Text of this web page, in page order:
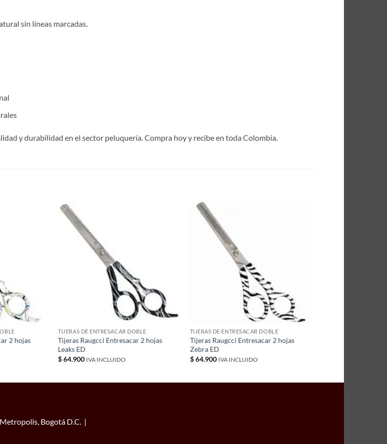
sin líneas marcadas.
y durabilidad en el sector peluquería. Compra hoy y recibe en toda Colombia.
2 hojas
TIJERAS DE ENTRESACAR DOBLE
Tijeras Raugcci Entresacar 2 hojas
Leaks ED
$64.900 IVA INCLUIDO
TIJERAS DE ENTRESACAR DOBLE
Tijeras Raugcci Entresacar 2 hojas
Zebra ED
$64.900 IVA INCLUIDO
Bogotá D.C. |